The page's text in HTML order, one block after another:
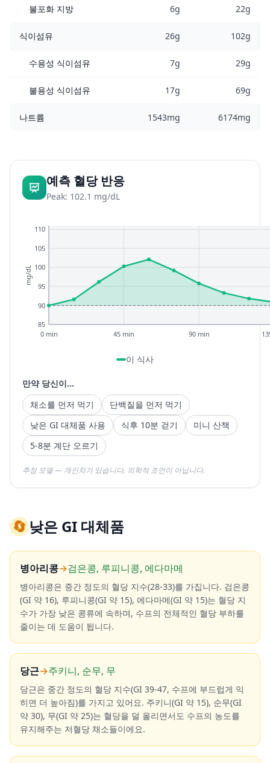
불포화 지방 6g 22g
식이섬유 26g 102g
수용성 식이섬유 7g 29g
불용성 식이섬유 17g 69g
나트륨 1543mg 6174mg
예측 혈당 반응
Peak: 102.1 mg/dL
85
90
95
100
105
110
0 min 45 min 90 min
mg/dL
이 식사
만약 당신이...
채소를 먼저 먹기
단백질을 먼저 먹기
낮은 GI 대체품 사용
식후 10분 걷기
미니 산책
5-8분 계단 오르기
추정 모델 — 개인차가 있습니다. 의학적 조언이 아닙니다.
🔄낮은 GI 대체품
병아리콩→검은콩, 루피니콩, 에다마메
병아리콩은 중간 정도의 혈당 지수(28-33)를 가집니다. 검은콩
(GI 약 16), 루피니콩(GI 약 15), 에다마메(GI 약 15)는 혈당 지
수가 가장 낮은 콩류에 속하며, 수프의 전체적인 혈당 부하를
줄이는 데 도움이 됩니다.
당근→주키니, 순무, 무
당근은 중간 정도의 혈당 지수(GI 39-47, 수프에 부드럽게 익
히면 더 높아짐)를 가지고 있어요. 주키니(GI 약 15), 순무(GI
약 30), 무(GI 약 25)는 혈당을 덜 올리면서도 수프의 농도를
유지해주는 저혈당 채소들이에요.